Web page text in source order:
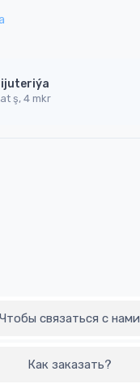
ş, 4 mkr
Чтобы связаться с нами
Как заказать?